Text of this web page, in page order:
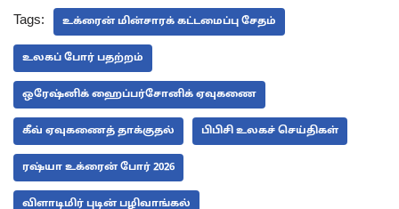
Tags: உக்ரைன் மின்சாரக் கட்டமைப்பு சேதம்
உலகப் போர் பதற்றம்
ஒரேஷ்னிக் ஹைப்பர்சோனிக் ஏவுகணை
கீவ் ஏவுகணைத் தாக்குதல் பிபிசி உலகச் செய்திகள்
ரஷ்யா உக்ரைன் போர் 2026
விளாடிமிர் புடின் பழிவாங்கல்